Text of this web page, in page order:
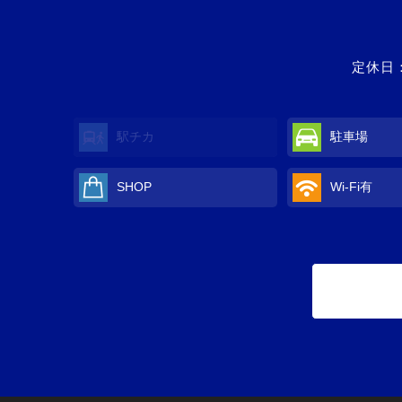
定休日
駅チカ 駐車場
SHOP Wi-Fi有